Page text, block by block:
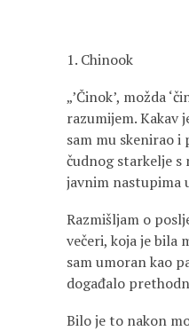
1. Chinook
„’Činok’, možda
razumijem. Kakav
sam mu skenirao i
čudnog starkelje s
javnim nastupima
Razmišljam o
večeri, koja je bila
sam umoran kao
događalo
Bilo je to nakon